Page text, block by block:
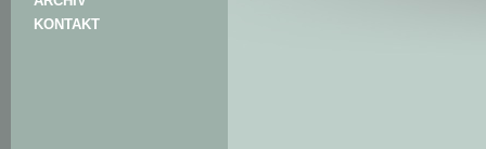
KONTAKT